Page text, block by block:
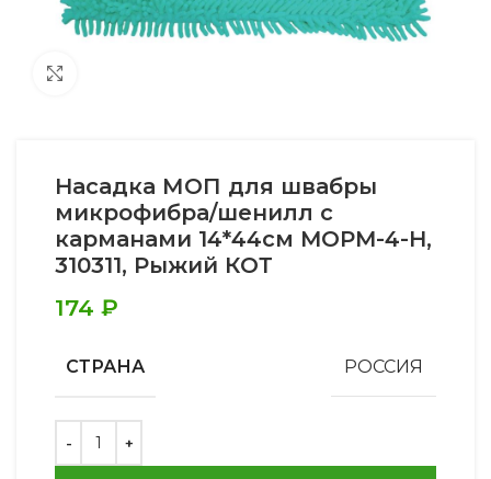
Насадка МОП для швабры
микрофибра/шенилл с
карманами 14*44см MOPM-4-H,
310311, Рыжий КОТ
174 ₽
СТРАНА РОССИЯ